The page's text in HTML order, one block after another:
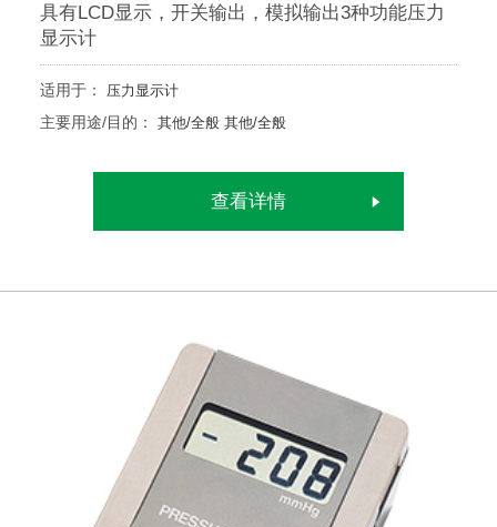
具有LCD显示，开关输出，模拟输出3种功能压力
显示计
适用于： 压力显示计
主要用途/目的： 其他/全般 其他/全般
查看详情